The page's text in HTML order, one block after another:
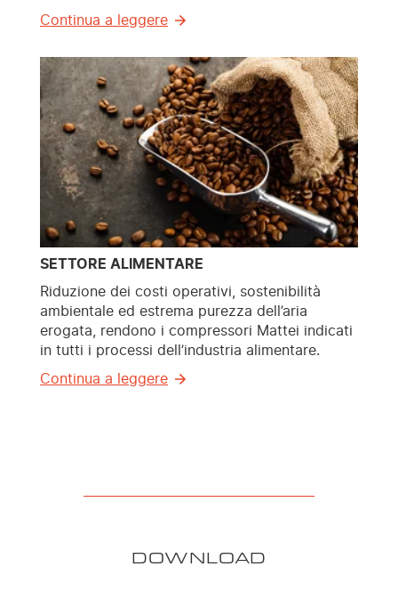
Continua a leggere
SETTORE ALIMENTARE
Riduzione dei costi operativi, sostenibilità
ambientale ed estrema purezza dell’aria
erogata, rendono i compressori Mattei indicati
in tutti i processi dell’industria alimentare.
Continua a leggere
DOWNLOAD